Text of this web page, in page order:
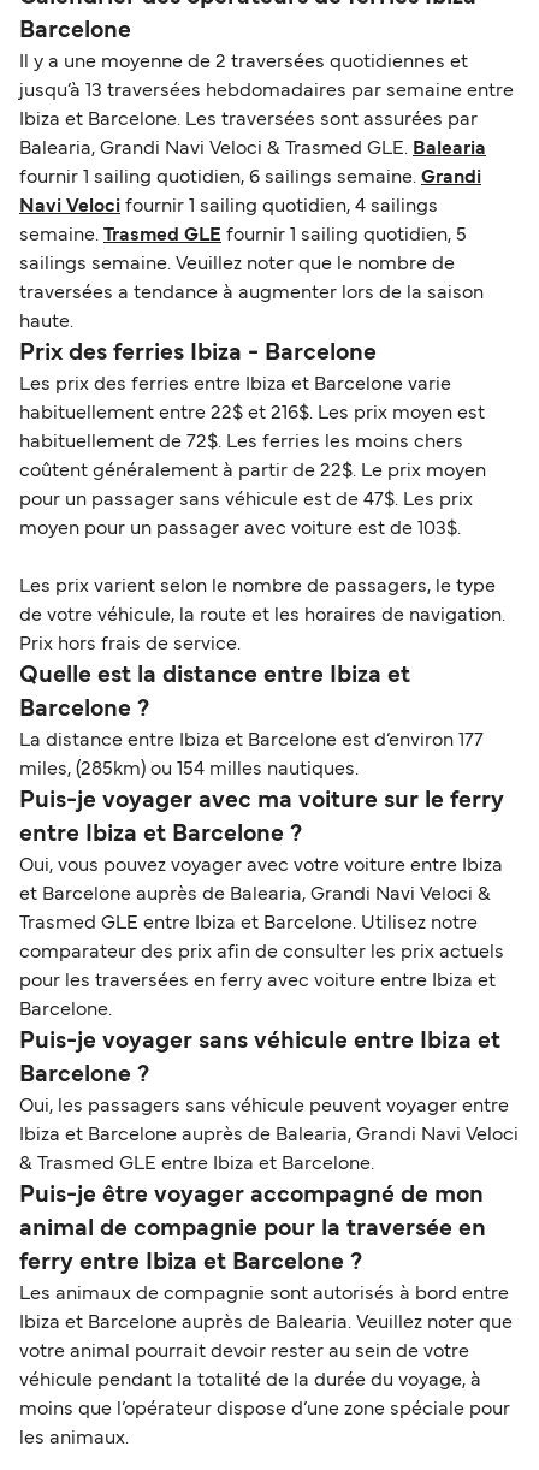
Barcelone
Il y a une moyenne de 2 traversées quotidiennes et
jusqu’à 13 traversées hebdomadaires par semaine entre
Ibiza et Barcelone. Les traversées sont assurées par
Balearia, Grandi Navi Veloci & Trasmed GLE. Balearia
fournir 1 sailing quotidien, 6 sailings semaine. Grandi
Navi Veloci fournir 1 sailing quotidien, 4 sailings
semaine. Trasmed GLE fournir 1 sailing quotidien, 5
sailings semaine. Veuillez noter que le nombre de
traversées a tendance à augmenter lors de la saison
haute.
Prix des ferries Ibiza - Barcelone
Les prix des ferries entre Ibiza et Barcelone varie
habituellement entre 22$ et 216$. Les prix moyen est
habituellement de 72$. Les ferries les moins chers
coûtent généralement à partir de 22$. Le prix moyen
pour un passager sans véhicule est de 47$. Les prix
moyen pour un passager avec voiture est de 103$.
Les prix varient selon le nombre de passagers, le type
de votre véhicule, la route et les horaires de navigation.
Prix hors frais de service.
Quelle est la distance entre Ibiza et
Barcelone ?
La distance entre Ibiza et Barcelone est d’environ 177
miles, (285km) ou 154 milles nautiques.
Puis-je voyager avec ma voiture sur le ferry
entre Ibiza et Barcelone ?
Oui, vous pouvez voyager avec votre voiture entre Ibiza
et Barcelone auprès de Balearia, Grandi Navi Veloci &
Trasmed GLE entre Ibiza et Barcelone. Utilisez notre
comparateur des prix afin de consulter les prix actuels
pour les traversées en ferry avec voiture entre Ibiza et
Barcelone.
Puis-je voyager sans véhicule entre Ibiza et
Barcelone ?
Oui, les passagers sans véhicule peuvent voyager entre
Ibiza et Barcelone auprès de Balearia, Grandi Navi Veloci
& Trasmed GLE entre Ibiza et Barcelone.
Puis-je être voyager accompagné de mon
animal de compagnie pour la traversée en
ferry entre Ibiza et Barcelone ?
Les animaux de compagnie sont autorisés à bord entre
Ibiza et Barcelone auprès de Balearia. Veuillez noter que
votre animal pourrait devoir rester au sein de votre
véhicule pendant la totalité de la durée du voyage, à
moins que l’opérateur dispose d’une zone spéciale pour
les animaux.